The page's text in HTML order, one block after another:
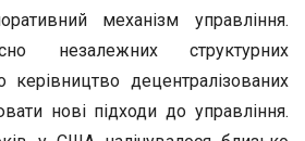
механізм управління.
незалежних структурних
керівництво децентралізованих
нові підходи до управління.